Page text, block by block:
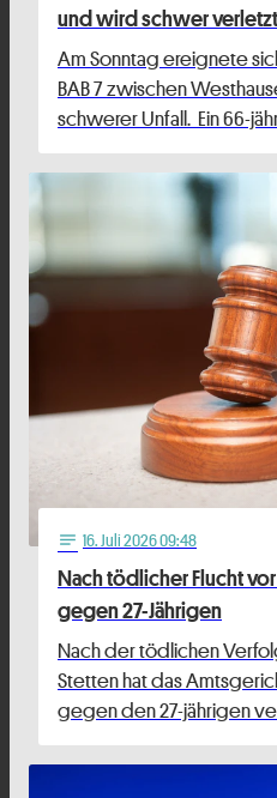
und wird schwer verletzt
Am Sonntag ereignete
BAB 7 zwischen
schwerer Unfall. Ein 66-
notes 16. Juli 2026 09:48
Nach tödlicher Flucht
gegen 27-Jährigen
Nach der tödlichen
Stetten hat das
gegen den 27-jährigen